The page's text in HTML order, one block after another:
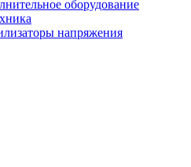
оборудование
напряжения